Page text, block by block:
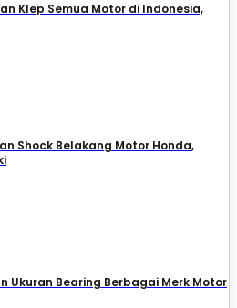
Klep Semua Motor di Indonesia,
Shock Belakang Motor Honda,
Ukuran Bearing Berbagai Merk Motor